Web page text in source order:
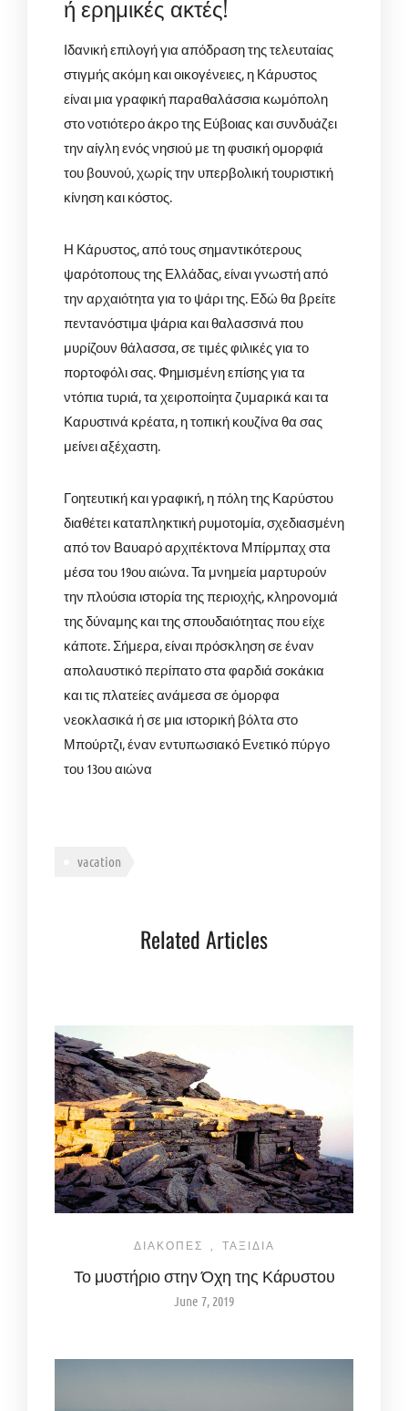
ή ερημικές ακτές!
Ιδανική επιλογή για απόδραση της τελευταίας
στιγμής ακόμη και οικογένειες, η Κάρυστος
είναι μια γραφική παραθαλάσσια κωμόπολη
στο νοτιότερο άκρο της Εύβοιας και συνδυάζει
την αίγλη ενός νησιού με τη φυσική ομορφιά
του βουνού, χωρίς την υπερβολική τουριστική
κίνηση και κόστος.
Η Κάρυστος, από τους σημαντικότερους
ψαρότοπους της Ελλάδας, είναι γνωστή από
την αρχαιότητα για το ψάρι της. Εδώ θα βρείτε
πεντανόστιμα ψάρια και θαλασσινά που
μυρίζουν θάλασσα, σε τιμές φιλικές για το
πορτοφόλι σας. Φημισμένη επίσης για τα
ντόπια τυριά, τα χειροποίητα ζυμαρικά και τα
Καρυστινά κρέατα, η τοπική κουζίνα θα σας
μείνει αξέχαστη.
Γοητευτική και γραφική, η πόλη της Καρύστου
διαθέτει καταπληκτική ρυμοτομία, σχεδιασμένη
από τον Βαυαρό αρχιτέκτονα Μπίρμπαχ στα
μέσα του 19ου αιώνα. Τα μνημεία μαρτυρούν
την πλούσια ιστορία της περιοχής, κληρονομιά
της δύναμης και της σπουδαιότητας που είχε
κάποτε. Σήμερα, είναι πρόσκληση σε έναν
απολαυστικό περίπατο στα φαρδιά σοκάκια
και τις πλατείες ανάμεσα σε όμορφα
νεοκλασικά ή σε μια ιστορική βόλτα στο
Μπούρτζι, έναν εντυπωσιακό Ενετικό πύργο
του 13ου αιώνα
vacation
Related Articles
ΔΙΑΚΟΠΕΣ , ΤΑΞΙΔΙΑ
Το μυστήριο στην Όχη της Κάρυστου
June 7, 2019